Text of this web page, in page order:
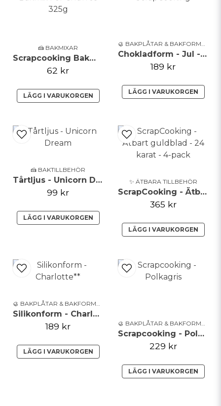
🍰 BAKMIXAR
Scrapcooking Bakmix För Churros 325g
62 kr
LÄGG I VARUKORGEN
Chokladform - Jul - ScrapCooking
189 kr
LÄGG I VARUKORGEN
🍰 BAKTILLBEHÖR
Tårtljus - Unicorn Dream
99 kr
LÄGG I VARUKORGEN
✨ ÄTBARA TILLBEHÖR
ScrapCooking - Ätbart guldblad - 24 karat - 4-pack
365 kr
LÄGG I VARUKORGEN
Silikonform - Charlotte**
189 kr
LÄGG I VARUKORGEN
Scrapcooking - Polkagris
229 kr
LÄGG I VARUKORGEN
Ja, ni får publicera min fråga
Skicka fråga